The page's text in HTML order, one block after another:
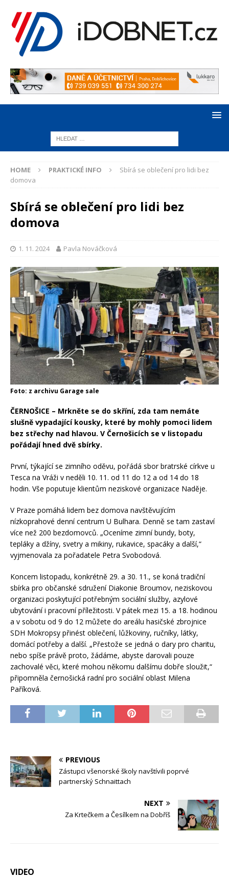
HOME PRAKTICKÉ INFO
Sbírá se oblečení pro lidi bez
domova
Sbírá se oblečení pro lidi bez
domova
1. 11. 2024 Pavla Nováčková
Foto: z archivu Garage sale
ČERNOŠICE – Mrkněte se do skříní, zda tam nemáte
slušně vypadající kousky, které by mohly pomoci lidem
bez střechy nad hlavou. V Černošicích se v listopadu
pořádají hned dvě sbírky.
První, týkající se zimního oděvu, pořádá sbor bratrské církve u
Tesca na Vráži v neděli 10. 11. od 11 do 12 a od 14 do 18
hodin. Vše poputuje klientům neziskové organizace Naděje.
V Praze pomáhá lidem bez domova navštěvujícím
nízkoprahové denní centrum U Bulhara. Denně se tam zastaví
více než 200 bezdomovců. „Oceníme zimní bundy, boty,
tepláky a džíny, svetry a mikiny, rukavice, spacáky a další,“
vyjmenovala za pořadatele Petra Svobodová.
Koncem listopadu, konkrétně 29. a 30. 11., se koná tradiční
sbírka pro občanské sdružení Diakonie Broumov, neziskovou
organizaci poskytující potřebným sociální služby, azylové
ubytování i pracovní příležitosti. V pátek mezi 15. a 18. hodinou
a v sobotu od 9 do 12 můžete do areálu hasičské zbrojnice
SDH Mokropsy přinést oblečení, lůžkoviny, ručníky, látky,
domácí potřeby a další. „Přestože se jedná o dary pro charitu,
nebo spíše právě proto, žádáme, abyste darovali pouze
zachovalé věci, které mohou někomu dalšímu dobře sloužit,“
připomněla černošická radní pro sociální oblast Milena
Paříková.
PREVIOUS
Zástupci všenorské školy navštívili poprvé
partnerský Schnaittach
NEXT
Za Krtečkem a Česílkem na Dobříš
VIDEO